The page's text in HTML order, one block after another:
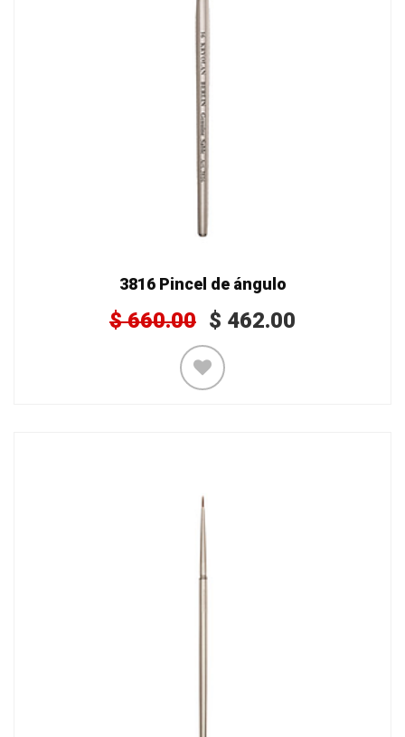
3816 Pincel de ángulo
$660.00 $ 462.00